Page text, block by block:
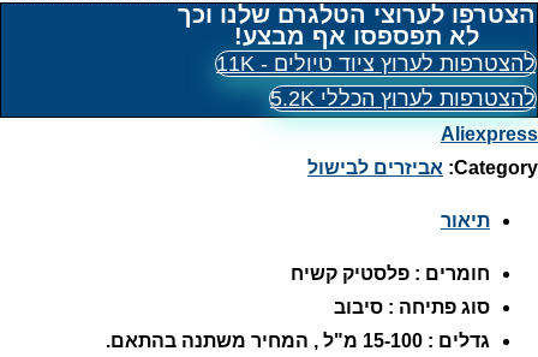
הצטרפו לערוצי הטלגרם שלנו וכך
לא תפספסו אף מבצע!
להצטרפות לערוץ ציוד טיולים - 11K
להצטרפות לערוץ הכללי 5.2K
Aliexpress
Category: אביזרים לבישול
תיאור
חומרים : פלסטיק קשיח
סוג פתיחה : סיבוב
גדלים : 15-100 מ"ל , המחיר משתנה בהתאם.